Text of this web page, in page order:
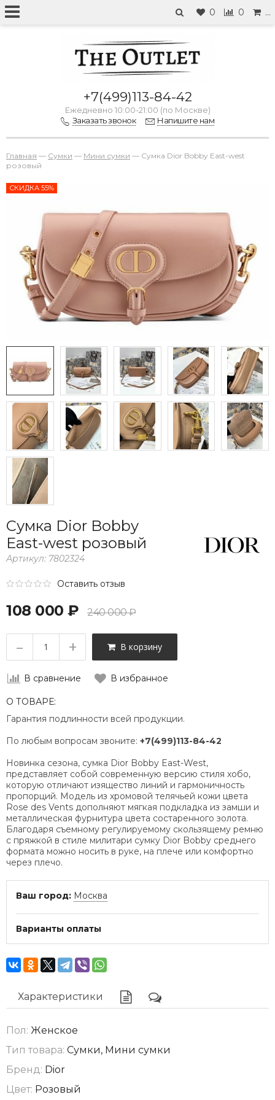
0 0 …
+7(499)113-84-42
Ежедневно 10:00-21:00 (по Москве)
Заказать звонок
Напишите нам
Главная — Сумки — Мини сумки — Сумка Dior Bobby East-west
розовый
СКИДКА 55%
Сумка Dior Bobby
East-west розовый
Артикул: 7802324
Оставить отзыв
108 000 ₽ 240 000 ₽
– + В корзину
В сравнение В избранное
О ТОВАРЕ:
Гарантия подлинности всей продукции.
По любым вопросам звоните: +7(499)113-84-42
Новинка сезона, сумка Dior Bobby East-West,
представляет собой современную версию стиля хобо,
которую отличают изящество линий и гармоничность
пропорций. Модель из хромовой телячьей кожи цвета
Rose des Vents дополняют мягкая подкладка из замши и
металлическая фурнитура цвета состаренного золота.
Благодаря съемному регулируемому скользящему ремню
с пряжкой в стиле милитари сумку Dior Bobby среднего
формата можно носить в руке, на плече или комфортно
через плечо.
Ваш город: Москва
Варианты оплаты
Характеристики
Пол: Женское
Тип товара: Сумки, Мини сумки
Бренд: Dior
Цвет: Розовый